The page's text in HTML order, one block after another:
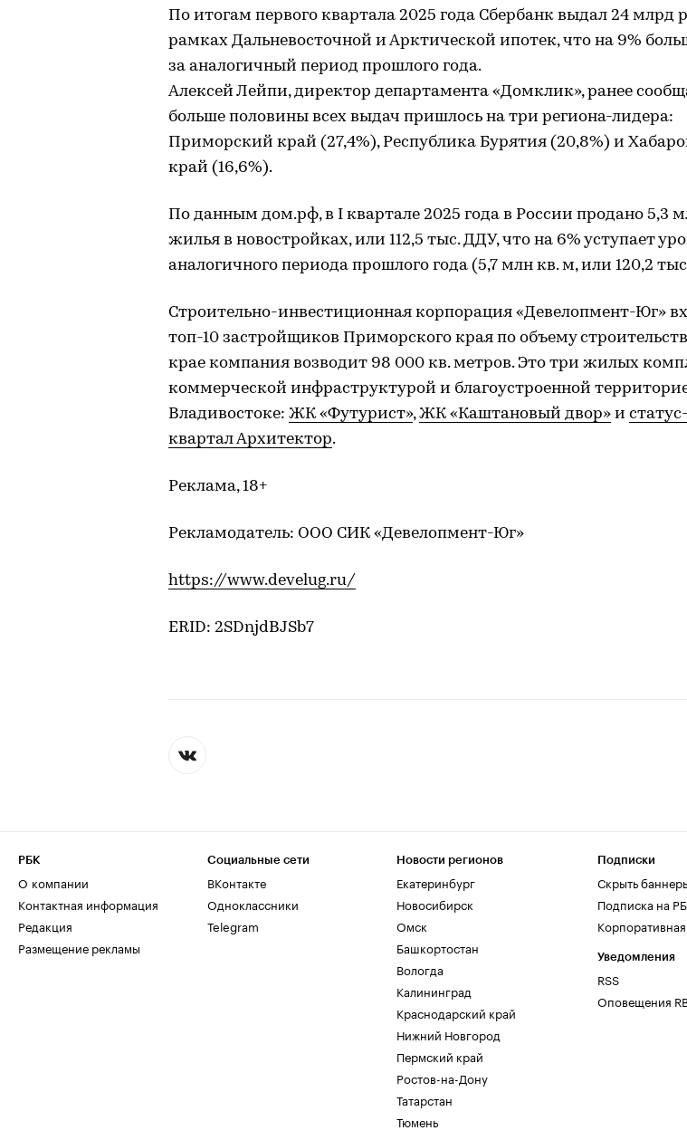
По итогам первого квартала 2025 года Сбербанк выдал 24 млрд
рамках Дальневосточной и Арктической ипотек, что на 9%
за аналогичный период прошлого года.
Алексей Лейпи, директор департамента «Домклик», ранее
больше половины всех выдач пришлось на три региона-лидера:
Приморский край (27,4%), Республика Бурятия (20,8%) и
край (16,6%).
По данным дом.рф, в I квартале 2025 года в России продано 5,3
жилья в новостройках, или 112,5 тыс. ДДУ, что на 6% уступает
аналогичного периода прошлого года (5,7 млн кв. м, или 120,2
Строительно-инвестиционная корпорация «Девелопмент-Юг»
топ-10 застройщиков Приморского края по объему
крае компания возводит 98 000 кв. метров. Это три жилых
коммерческой инфраструктурой и благоустроенной
Владивостоке: ЖК «Футурист»,ЖК «Каштановый двор» и статус-
квартал Архитектор.
Реклама, 18+
Рекламодатель: ООО СИК «Девелопмент-Юг»
https://www.develug.ru/
ERID: 2SDnjdBJSb7
РБК
О компании
Контактная информация
Редакция
Размещение рекламы
Социальные сети
ВКонтакте
Одноклассники
Telegram
Новости регионов
Екатеринбург
Новосибирск
Омск
Башкортостан
Вологда
Калининград
Краснодарский край
Нижний Новгород
Пермский край
Ростов-на-Дону
Татарстан
Тюмень
Подписки
Скрыть
Подписка на
Уведомления
RSS
Оповещения